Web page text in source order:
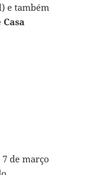
e também
de março